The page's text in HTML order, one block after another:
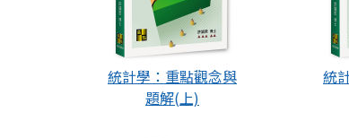
統計學：重點觀念與
題解(上)
統